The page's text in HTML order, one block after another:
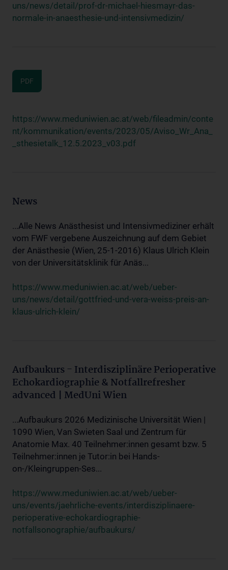
uns/news/detail/prof-dr-michael-hiesmayr-das-
normale-in-anaesthesie-und-intensivmedizin/
PDF
https://www.meduniwien.ac.at/web/fileadmin/conte
nt/kommunikation/events/2023/05/Aviso_Wr_Ana_
_sthesietalk_12.5.2023_v03.pdf
News
...Alle News Anästhesist und Intensivmediziner erhält
vom FWF vergebene Auszeichnung auf dem Gebiet
der Anästhesie (Wien, 25-1-2016) Klaus Ulrich Klein
von der Universitätsklinik für Anäs...
https://www.meduniwien.ac.at/web/ueber-
uns/news/detail/gottfried-und-vera-weiss-preis-an-
klaus-ulrich-klein/
Aufbaukurs - Interdisziplinäre Perioperative
Echokardiographie & Notfallrefresher
advanced | MedUni Wien
...Aufbaukurs 2026 Medizinische Universität Wien |
1090 Wien, Van Swieten Saal und Zentrum für
Anatomie Max. 40 Teilnehmer:innen gesamt bzw. 5
Teilnehmer:innen je Tutor:in bei Hands-
on-/Kleingruppen-Ses...
https://www.meduniwien.ac.at/web/ueber-
uns/events/jaehrliche-events/interdisziplinaere-
perioperative-echokardiographie-
notfallsonographie/aufbaukurs/